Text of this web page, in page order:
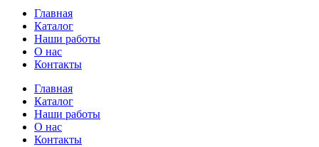
Главная
Каталог
Наши работы
О нас
Контакты
Главная
Каталог
Наши работы
О нас
Контакты